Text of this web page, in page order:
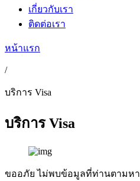
เกี่ยวกับเรา
ติดต่อเรา
หน้าแรก
/
บริการ Visa
บริการ Visa
ขออภัย ไม่พบข้อมูลที่ท่านตามหา